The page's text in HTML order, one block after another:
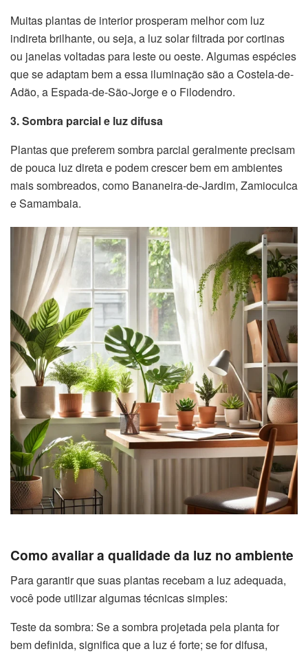
Muitas plantas de interior prosperam melhor com luz
indireta brilhante, ou seja, a luz solar filtrada por cortinas
ou janelas voltadas para leste ou oeste. Algumas espécies
que se adaptam bem a essa iluminação são a Costela-de-
Adão, a Espada-de-São-Jorge e o Filodendro.
3. Sombra parcial e luz difusa
Plantas que preferem sombra parcial geralmente precisam
de pouca luz direta e podem crescer bem em ambientes
mais sombreados, como Bananeira-de-Jardim, Zamioculca
e Samambaia.
Como avaliar a qualidade da luz no ambiente
Para garantir que suas plantas recebam a luz adequada,
você pode utilizar algumas técnicas simples:
Teste da sombra: Se a sombra projetada pela planta for
bem definida, significa que a luz é forte; se for difusa,